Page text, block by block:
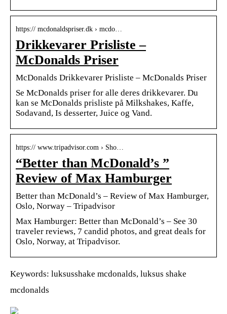
https:// mcdonaldspriser.dk › mcdo…
Drikkevarer Prisliste –
McDonalds Priser
McDonalds Drikkevarer Prisliste – McDonalds Priser
Se McDonalds priser for alle deres drikkevarer. Du
kan se McDonalds prisliste på Milkshakes, Kaffe,
Sodavand, Is desserter, Juice og Vand.
https:// www.tripadvisor.com › Sho…
“Better than McDonald’s ”
Review of Max Hamburger
Better than McDonald’s – Review of Max Hamburger,
Oslo, Norway – Tripadvisor
Max Hamburger: Better than McDonald’s – See 30
traveler reviews, 7 candid photos, and great deals for
Oslo, Norway, at Tripadvisor.
Keywords: luksusshake mcdonalds, luksus shake
mcdonalds